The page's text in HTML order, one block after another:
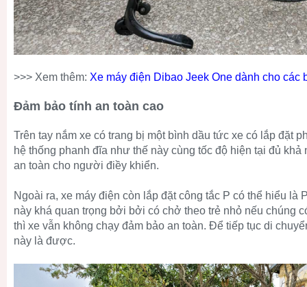
>>> Xem thêm: Xe máy điện Dibao Jeek One dành cho các
Đảm bảo tính an toàn cao
Trên tay nắm xe có trang bị một bình dầu tức xe có lắp đặt
hệ thống phanh đĩa như thế này cùng tốc độ hiện tại đủ khả
an toàn cho người điềy khiển.
Ngoài ra, xe máy điện còn lắp đặt công tắc P có thể hiểu là
này khá quan trọng bởi bởi có chở theo trẻ nhỏ nếu chúng
thì xe vẫn không chạy đảm bảo an toàn. Để tiếp tục di
này là được.